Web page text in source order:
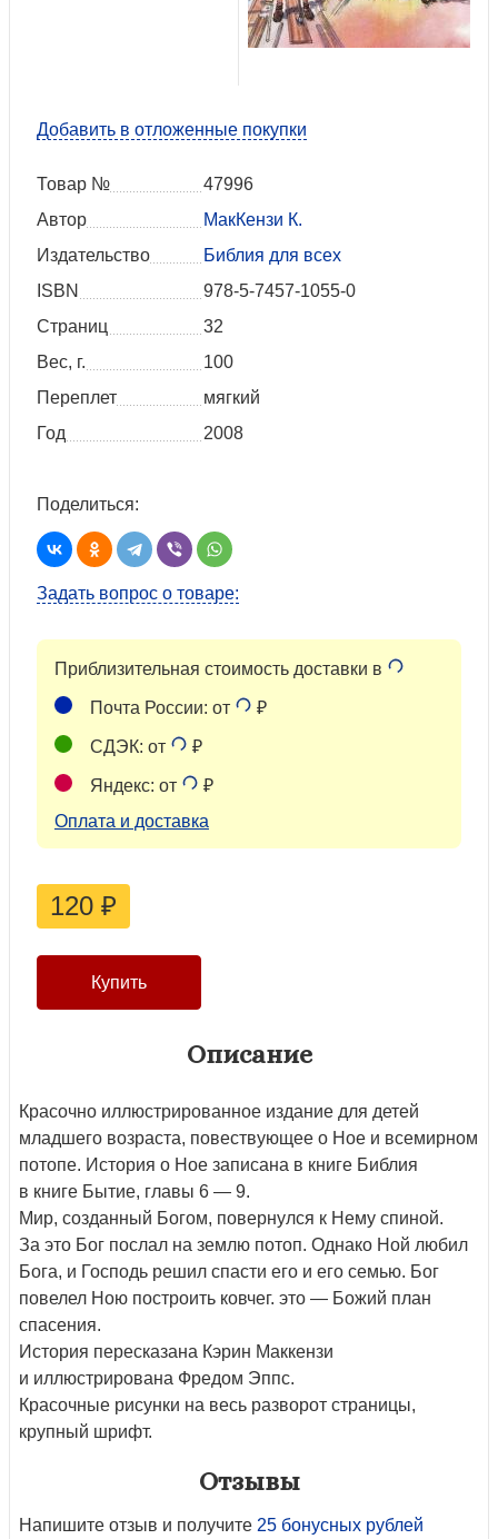
Добавить в отложенные покупки
Товар №
47996
Автор
МакКензи К.
Издательство
Библия для всех
ISBN
978-5-7457-1055-0
Страниц
32
Вес, г.
100
Переплет
мягкий
Год
2008
Поделиться:
Задать вопрос о товаре:
Приблизительная стоимость доставки в
Почта России: от ₽
СДЭК: от ₽
Яндекс: от
₽
Оплата и доставка
120 ₽
Описание
Красочно иллюстрированное издание для детей
младшего возраста, повествующее о Ное и всемирном
потопе. История о Ное записана в книге Библия
в книге Бытие, главы 6 — 9.
Мир, созданный Богом, повернулся к Нему спиной.
За это Бог послал на землю потоп. Однако Ной любил
Бога, и Господь решил спасти его и его семью. Бог
повелел Ною построить ковчег. это — Божий план
спасения.
История пересказана Кэрин Маккензи
и иллюстрирована Фредом Эппс.
Красочные рисунки на весь разворот страницы,
крупный шрифт.
Отзывы
Напишите отзыв и получите 25 бонусных рублей